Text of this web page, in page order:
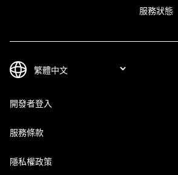
服務狀態
開發者登入
服務條款
隱私權政策